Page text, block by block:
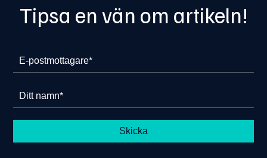
Tipsa en vän om artikeln!